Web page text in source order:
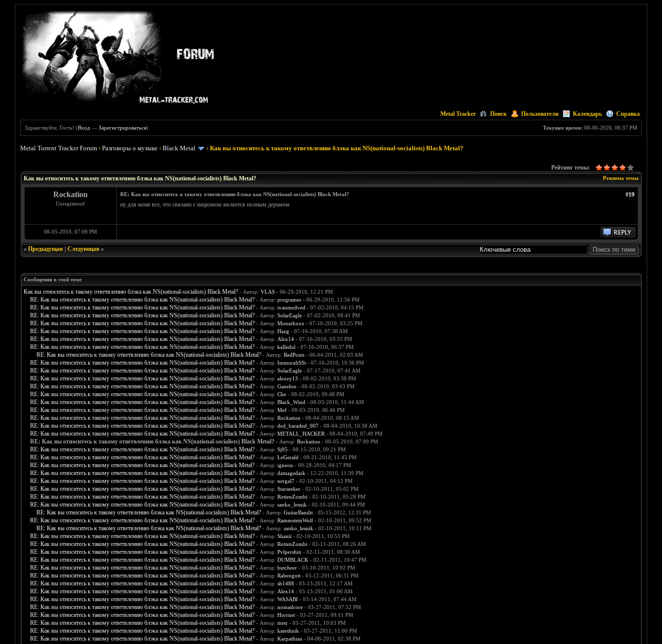
Metal Tracker Поиск Пользователи Календарь Справка
Текущее время: 08-06-2026, 06:37 PM
Здравствуйте, Гость! (Вход —Зарегистрироваться)
Metal Torrent Tracker Forum ›Разговоры о музыке ›Black Metal ›Как вы относитесь к такому ответвлению блэка как NS(national-socialists) Black Metal?
Рейтинг темы:
Режимы темы
Как вы относитесь к такому ответвлению блэка как NS(national-socialists) Black Metal?
Rockation
Unregistered
#19
RE: Как вы относитесь к такому ответвлению блэка как NS(national-socialists) Black Metal?
ну для мeня всe, что связaно с нaцизмом являeтся полным дeрьмом
08-05-2010, 07:09 PM
« Предыдущая| Следующая»
Сообщения в этой теме
Как вы относитесь к такому ответвлению блэка как NS(national-socialists) Black Metal? - Автор: VLAS- 06-29-2010, 12:21 PM
RE: Как вы относитесь к такому ответвлению блэка как NS(national-socialists) Black Metal? - Автор: programer- 06-29-2010, 12:56 PM
RE: Как вы относитесь к такому ответвлению блэка как NS(national-socialists) Black Metal? - Автор: ivanmedved - 07-02-2010, 04:15 PM
RE: Как вы относитесь к такому ответвлению блэка как NS(national-socialists) Black Metal? - Автор: SolarEagle- 07-02-2010, 08:41 PM
RE: Как вы относитесь к такому ответвлению блэка как NS(national-socialists) Black Metal? - Автор: Monarhxxx - 07-10-2010, 03:25 PM
RE: Как вы относитесь к такому ответвлению блэка как NS(national-socialists) Black Metal? - Автор: Hazg - 07-16-2010, 07:38 AM
RE: Как вы относитесь к такому ответвлению блэка как NS(national-socialists) Black Metal? - Автор: Alex14- 07-16-2010, 03:33 PM
RE: Как вы относитесь к такому ответвлению блэка как NS(national-socialists) Black Metal? - Автор: kalledul - 07-16-2010, 06:37 PM
RE: Как вы относитесь к такому ответвлению блэка как NS(national-socialists) Black Metal? - Автор: RedPoint- 06-04-2011, 02:03 AM
RE: Как вы относитесь к такому ответвлению блэка как NS(national-socialists) Black Metal? - Автор: ImmoraliSSt- 07-16-2010, 10:36 PM
RE: Как вы относитесь к такому ответвлению блэка как NS(national-socialists) Black Metal? - Автор: SolarEagle- 07-17-2010, 07:41 AM
RE: Как вы относитесь к такому ответвлению блэка как NS(national-socialists) Black Metal? - Автор: alexey13 - 08-02-2010, 03:38 PM
RE: Как вы относитесь к такому ответвлению блэка как NS(national-socialists) Black Metal? - Автор: Ganelon - 08-02-2010, 03:43 PM
RE: Как вы относитесь к такому ответвлению блэка как NS(national-socialists) Black Metal? - Автор: Che- 08-02-2010, 09:48 PM
RE: Как вы относитесь к такому ответвлению блэка как NS(national-socialists) Black Metal? - Автор: Black_Wind - 08-03-2010, 11:44 AM
RE: Как вы относитесь к такому ответвлению блэка как NS(national-socialists) Black Metal? - Автор: Mef- 08-03-2010, 06:46 PM
RE: Как вы относитесь к такому ответвлению блэка как NS(national-socialists) Black Metal? - Автор: Rockation - 08-04-2010, 08:15 AM
RE: Как вы относитесь к такому ответвлению блэка как NS(national-socialists) Black Metal? - Автор: ded_baraded_007- 08-04-2010, 10:38 AM
RE: Как вы относитесь к такому ответвлению блэка как NS(national-socialists) Black Metal? - Автор: METALL_HACKER - 08-04-2010, 07:49 PM
RE: Как вы относитесь к такому ответвлению блэка как NS(national-socialists) Black Metal? - Автор: Rockation - 08-05-2010, 07:09 PM
RE: Как вы относитесь к такому ответвлению блэка как NS(national-socialists) Black Metal? - Автор: Sj95 - 08-15-2010, 09:21 PM
RE: Как вы относитесь к такому ответвлению блэка как NS(national-socialists) Black Metal? - Автор: LeGerald - 09-21-2010, 11:45 PM
RE: Как вы относитесь к такому ответвлению блэка как NS(national-socialists) Black Metal? - Автор: igneon - 09-28-2010, 04:17 PM
RE: Как вы относитесь к такому ответвлению блэка как NS(national-socialists) Black Metal? - Автор: damagedark - 12-22-2010, 11:39 PM
RE: Как вы относитесь к такому ответвлению блэка как NS(national-socialists) Black Metal? - Автор: nergal7- 02-10-2011, 04:12 PM
RE: Как вы относитесь к такому ответвлению блэка как NS(national-socialists) Black Metal? - Автор: Starseeker- 02-10-2011, 05:02 PM
RE: Как вы относитесь к такому ответвлению блэка как NS(national-socialists) Black Metal? - Автор: RottenZombi - 02-10-2011, 05:28 PM
RE: Как вы относитесь к такому ответвлению блэка как NS(national-socialists) Black Metal? - Автор: sanko_lesnik - 02-10-2011, 09:44 PM
RE: Как вы относитесь к такому ответвлению блэка как NS(national-socialists) Black Metal? - Автор: GuitarBandit- 05-15-2012, 12:31 PM
RE: Как вы относитесь к такому ответвлению блэка как NS(national-socialists) Black Metal? - Автор: RammsteinWolf- 02-10-2011, 09:52 PM
RE: Как вы относитесь к такому ответвлению блэка как NS(national-socialists) Black Metal? - Автор: sanko_lesnik - 02-10-2011, 10:11 PM
RE: Как вы относитесь к такому ответвлению блэка как NS(national-socialists) Black Metal? - Автор: Shanti - 02-10-2011, 10:53 PM
RE: Как вы относитесь к такому ответвлению блэка как NS(national-socialists) Black Metal? - Автор: RottenZombi - 02-11-2011, 08:26 AM
RE: Как вы относитесь к такому ответвлению блэка как NS(national-socialists) Black Metal? - Автор: Pvlpershin - 02-11-2011, 08:30 AM
RE: Как вы относитесь к такому ответвлению блэка как NS(national-socialists) Black Metal? - Автор: DUMBLACK- 02-11-2011, 10:47 PM
RE: Как вы относитесь к такому ответвлению блэка как NS(national-socialists) Black Metal? - Автор: butcheer- 03-10-2011, 10:02 PM
RE: Как вы относитесь к такому ответвлению блэка как NS(national-socialists) Black Metal? - Автор: Rabengott- 03-12-2011, 06:31 PM
RE: Как вы относитесь к такому ответвлению блэка как NS(national-socialists) Black Metal? - Автор: sh1488 - 03-13-2011, 12:17 AM
RE: Как вы относитесь к такому ответвлению блэка как NS(national-socialists) Black Metal? - Автор: Alex14- 03-13-2011, 01:06 AM
RE: Как вы относитесь к такому ответвлению блэка как NS(national-socialists) Black Metal? - Автор: WASABI- 03-14-2011, 07:44 AM
RE: Как вы относитесь к такому ответвлению блэка как NS(national-socialists) Black Metal? - Автор: nomadcore- 03-27-2011, 07:52 PM
RE: Как вы относитесь к такому ответвлению блэка как NS(national-socialists) Black Metal? - Автор: Horrnet- 03-27-2011, 09:11 PM
RE: Как вы относитесь к такому ответвлению блэка как NS(national-socialists) Black Metal? - Автор: metr- 03-27-2011, 10:03 PM
RE: Как вы относитесь к такому ответвлению блэка как NS(national-socialists) Black Metal? - Автор: kateshnik - 03-27-2011, 11:00 PM
RE: Как вы относитесь к такому ответвлению блэка как NS(national-socialists) Black Metal? - Автор: Karpathian - 04-06-2011, 02:38 PM